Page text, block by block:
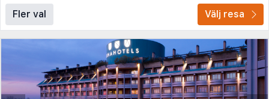
Fler val Välj resa